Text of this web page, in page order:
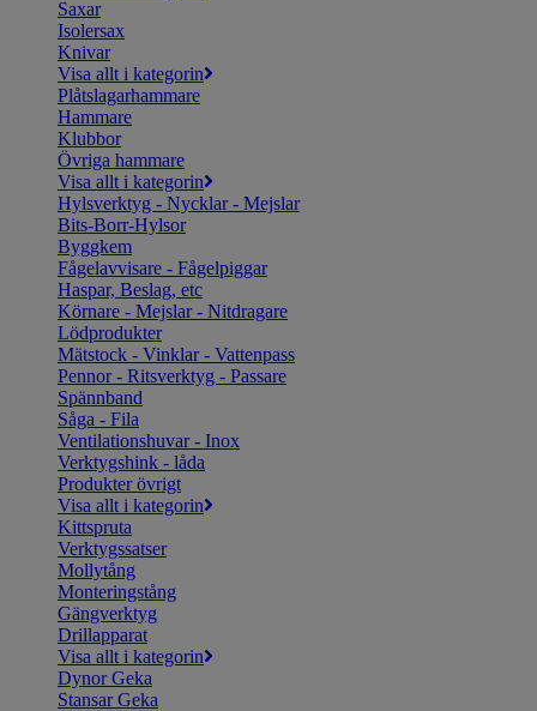
Saxar
Isolersax
Knivar
Visa allt i kategorin
Plåtslagarhammare
Hammare
Klubbor
Övriga hammare
Visa allt i kategorin
Hylsverktyg - Nycklar - Mejslar
Bits-Borr-Hylsor
Byggkem
Fågelavvisare - Fågelpiggar
Haspar, Beslag, etc
Körnare - Mejslar - Nitdragare
Lödprodukter
Mätstock - Vinklar - Vattenpass
Pennor - Ritsverktyg - Passare
Spännband
Såga - Fila
Ventilationshuvar - Inox
Verktygshink - låda
Produkter övrigt
Visa allt i kategorin
Kittspruta
Verktygssatser
Mollytång
Monteringstång
Gängverktyg
Drillapparat
Visa allt i kategorin
Dynor Geka
Stansar Geka